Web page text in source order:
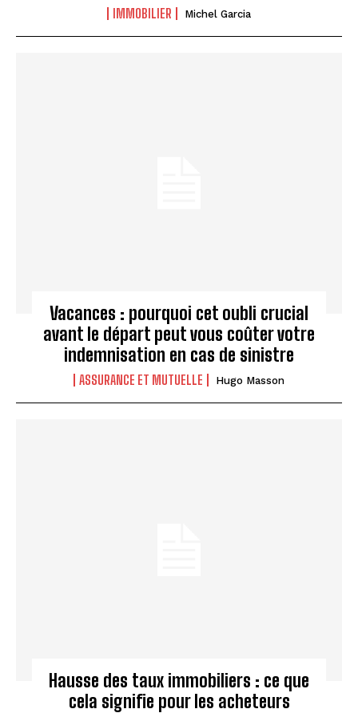
IMMOBILIER Michel Garcia
Vacances : pourquoi cet oubli crucial
avant le départ peut vous coûter votre
indemnisation en cas de sinistre
ASSURANCE ET MUTUELLE Hugo Masson
Hausse des taux immobiliers : ce que
cela signifie pour les acheteurs